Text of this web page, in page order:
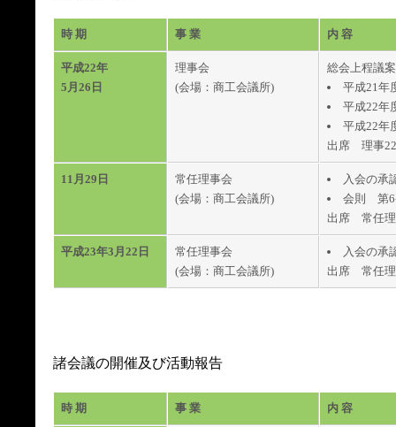
時 期 事 業 内 容
平成22年
5月26日
理事会
(会場：商工会議所)
総会上程議
平成21年
平成22年
平成22年
出席 理事
11月29日
常任理事会
(会場：商工会議所)
入会の承
会則 第6
出席 常任理
平成23年3月22日
常任理事会
(会場：商工会議所)
入会の承
出席 常任理
諸会議の開催及び活動報告
時 期 事 業 内 容